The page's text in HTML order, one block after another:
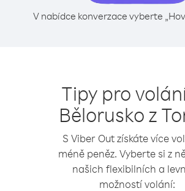
V nabídce konverzace vyberte
Tipy pro
Bělorusko z
S Viber Out získáte více
méně peněz. Vyberte si z
našich flexibilních a
možností volání: